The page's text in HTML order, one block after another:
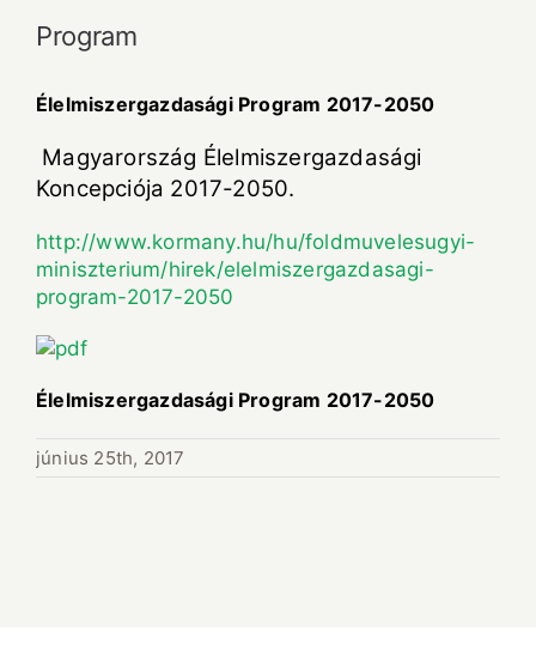
Program
Élelmiszergazdasági Program 2017-2050
Magyarország Élelmiszergazdasági
Koncepciója 2017-2050.
http://www.kormany.hu/hu/foldmuvelesugyi-
miniszterium/hirek/elelmiszergazdasagi-
program-2017-2050
Élelmiszergazdasági Program 2017-2050
június 25th, 2017